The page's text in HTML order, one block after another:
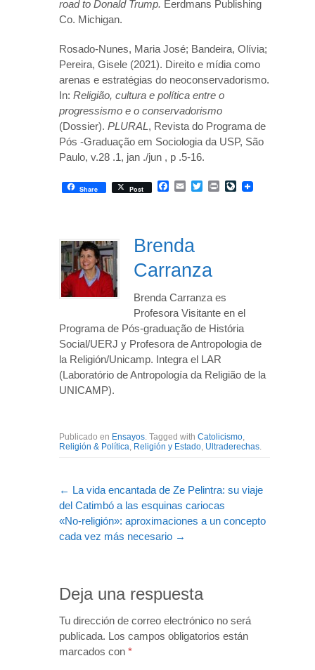
road to Donald Trump. Eerdmans Publishing
Co. Michigan.
Rosado-Nunes, Maria José; Bandeira, Olívia;
Pereira, Gisele (2021). Direito e mídia como
arenas e estratégias do neoconservadorismo.
In: Religião, cultura e política entre o
progressismo e o conservadorismo
(Dossier). PLURAL, Revista do Programa de
Pós -Graduação em Sociologia da USP, São
Paulo, v.28 .1, jan ./jun , p .5-16.
Share Post Facebook
EmailTwitterPrintLiveJournal
Brenda
Carranza
Brenda Carranza es
Profesora Visitante en el
Programa de Pós-graduação de História
Social/UERJ y Profesora de Antropologia de
la Religión/Unicamp. Integra el LAR
(Laboratório de Antropología da Religião de la
UNICAMP).
Publicado en Ensayos. Tagged with Catolicismo,
Religión & Política, Religión y Estado, Ultraderechas.
← La vida encantada de Ze Pelintra: su viaje
del Catimbó a las esquinas cariocas
«No-religión»: aproximaciones a un concepto
cada vez más necesario →
Deja una respuesta
Tu dirección de correo electrónico no será
publicada. Los campos obligatorios están
marcados con *